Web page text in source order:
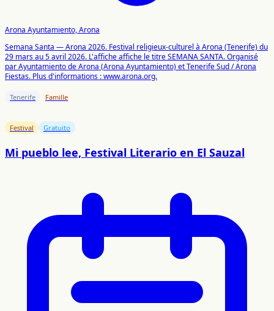
Arona Ayuntamiento, Arona
Semana Santa — Arona 2026. Festival religieux-culturel à Arona (Tenerife) du
29 mars au 5 avril 2026. L'affiche affiche le titre SEMANA SANTA. Organisé
par Ayuntamiento de Arona (Arona Ayuntamiento) et Tenerife Sud / Arona
Fiestas. Plus d'informations : www.arona.org.
Tenerife Famille
Festival Gratuito
Mi pueblo lee, Festival Literario en El Sauzal